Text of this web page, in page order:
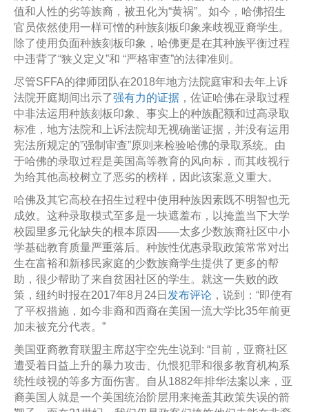
值和人性的劣等族裔，被丑化为“黄祸”。如今，哈佛招生
官员依然使用一样可憎的种族刻板印象来歧视亚裔学生。
除了使用负面种族刻板印象，哈佛更是在其种族平衡过程
中违背了“狭义定义”和 “严格审查”的法律准则。
尽管SFFA的律师团队在2018年地方法院庭审和去年上诉
法院开庭期间出示了强有力的证据 ，佐证哈佛在录取过程
中非法运用种族刻板印象、事实上的种族配额和过高录取
标准，地方法院和上诉法院却无视确凿证据，并没有运用
宪法所规定的”强制审查”原则来检验哈佛的录取系统。由
于哈佛的录取过程是美国高等教育的风向标，而其歧视行
为给其他高校树立了恶劣的榜样，因此该案意义重大。
哈佛及其它高校在招生过程中使用种族因素既不明智也无
成效。这种录取模式至多是一块遮羞布，以掩盖当下大学
校园里多元化缺失的根本原因——太多少数族裔社区中小
学基础教育质量严重落后。种族性优惠录取政策常常对出
生在富裕和新移民家庭的少数族裔学生提供了更多的帮
助，很少帮助了来自贫困社区的学生。就这一失败的政
策，纽约时报在2017年8月24日 发布评论 ，说到：“即使有
了平权措施，如今非裔和西裔在美国一流大学比35年前更
加未被充分代表。”
美国亚裔教育联盟主席赵宇空先生说到: “目前，亚裔社区
遭受着日益上升的暴力攻击、仇恨犯罪和很多教育机构系
统性歧视的等多方面伤害。自从1882年排华法案以来，亚
裔美国人就是一个美国统治阶层用来掩盖其政策失误的箭